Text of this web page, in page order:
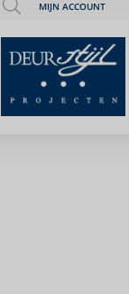
MIJN ACCOUNT